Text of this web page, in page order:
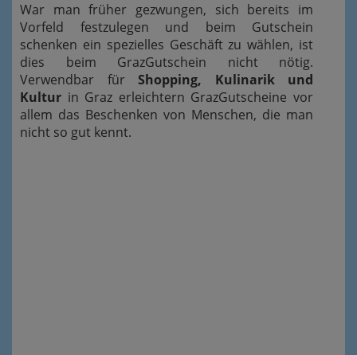
War man früher gezwungen, sich bereits im
Vorfeld festzulegen und beim Gutschein
schenken ein spezielles Geschäft zu wählen, ist
dies beim GrazGutschein nicht nötig.
Verwendbar für Shopping, Kulinarik und
Kultur in Graz erleichtern GrazGutscheine vor
allem das Beschenken von Menschen, die man
nicht so gut kennt.